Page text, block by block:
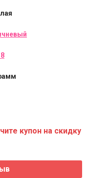
купон на скидку